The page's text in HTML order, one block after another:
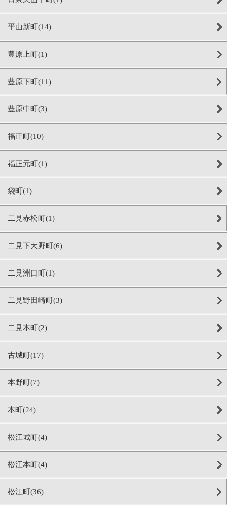
平山新町(14)
豊原上町(1)
豊原下町(11)
豊原中町(3)
福正町(10)
福正元町(1)
袋町(1)
二見赤松町(1)
二見下大野町(6)
二見洲口町(1)
二見野田崎町(3)
二見本町(2)
古城町(17)
本野町(7)
本町(24)
松江城町(4)
松江本町(4)
松江町(36)